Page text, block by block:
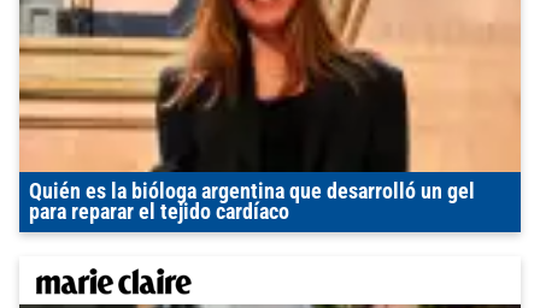
Quién es la bióloga argentina que desarrolló un gel
para reparar el tejido cardíaco